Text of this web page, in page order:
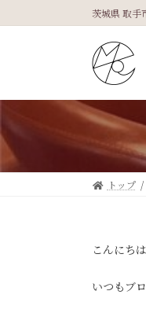
ン
へ
キ
ッ
プ
ビ
ョ
に
移
動
茨城県 取
トップ
こんにちは
いつもブ